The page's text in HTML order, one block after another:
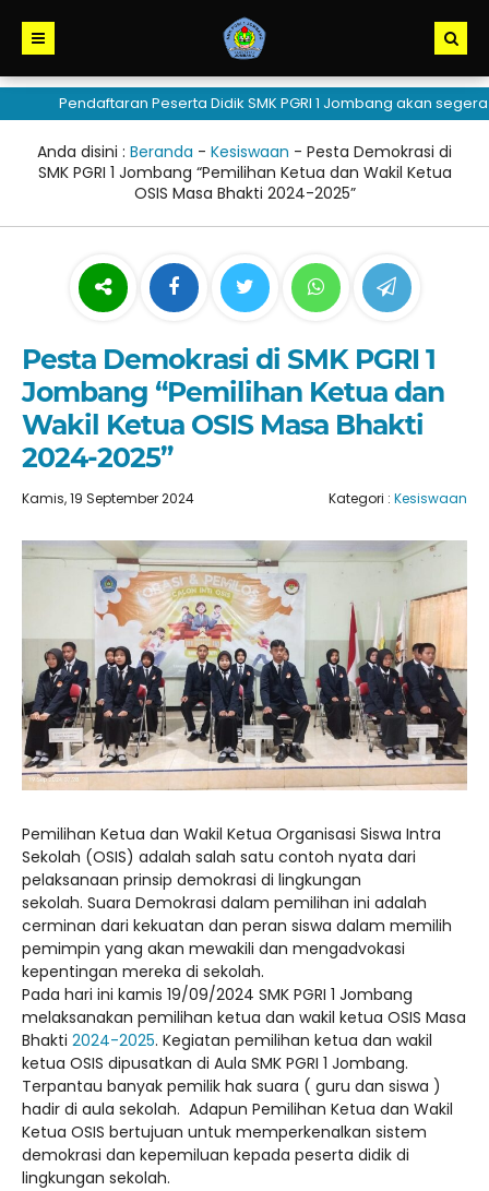
Pendaftaran Peserta Didik SMK PGRI 1 Jombang akan segera
Anda disini : Beranda - Kesiswaan - Pesta Demokrasi di
SMK PGRI 1 Jombang “Pemilihan Ketua dan Wakil Ketua
OSIS Masa Bhakti 2024-2025”
Pesta Demokrasi di SMK PGRI 1
Jombang “Pemilihan Ketua dan
Wakil Ketua OSIS Masa Bhakti
2024-2025”
Kamis, 19 September 2024 Kategori : Kesiswaan
Pemilihan Ketua dan Wakil Ketua Organisasi Siswa Intra
Sekolah (OSIS) adalah salah satu contoh nyata dari
pelaksanaan prinsip demokrasi di lingkungan
sekolah. Suara Demokrasi dalam pemilihan ini adalah
cerminan dari kekuatan dan peran siswa dalam memilih
pemimpin yang akan mewakili dan mengadvokasi
kepentingan mereka di sekolah.
Pada hari ini kamis 19/09/2024 SMK PGRI 1 Jombang
melaksanakan pemilihan ketua dan wakil ketua OSIS Masa
Bhakti 2024-2025. Kegiatan pemilihan ketua dan wakil
ketua OSIS dipusatkan di Aula SMK PGRI 1 Jombang.
Terpantau banyak pemilik hak suara ( guru dan siswa )
hadir di aula sekolah. Adapun Pemilihan Ketua dan Wakil
Ketua OSIS bertujuan untuk memperkenalkan sistem
demokrasi dan kepemiluan kepada peserta didik di
lingkungan sekolah.